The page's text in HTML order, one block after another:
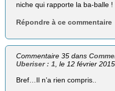
niche qui rapporte la ba-balle !
Répondre à ce commentaire
Commentaire 35 dans
Uberiser : 1 , le 12 février 2015
Bref…Il n’a rien compris..